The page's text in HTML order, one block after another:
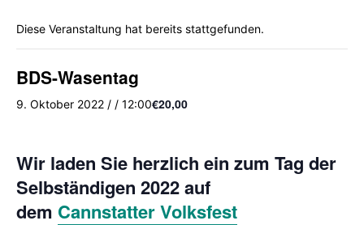
Diese Veranstaltung hat bereits stattgefunden.
BDS-Wasentag
9. Oktober 2022 / / 12:00€20,00
Wir laden Sie herzlich ein zum Tag der
Selbständigen 2022 auf
dem Cannstatter Volksfest